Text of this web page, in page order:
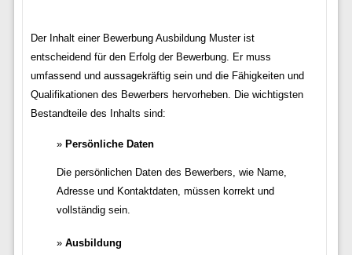
Der Inhalt einer Bewerbung Ausbildung Muster ist
entscheidend für den Erfolg der Bewerbung. Er muss
umfassend und aussagekräftig sein und die Fähigkeiten und
Qualifikationen des Bewerbers hervorheben. Die wichtigsten
Bestandteile des Inhalts sind:
Persönliche Daten
Die persönlichen Daten des Bewerbers, wie Name,
Adresse und Kontaktdaten, müssen korrekt und
vollständig sein.
Ausbildung